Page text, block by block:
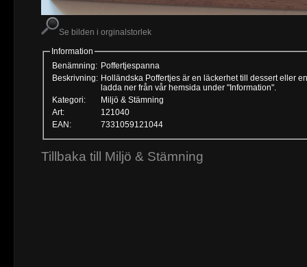
Se bilden i orginalstorlek
Information
Benämning: Poffertjespanna
Beskrivning: Holländska Poffertjes är en läckerhet till dessert eller
ladda ner från vår hemsida under "Information".
Kategori:
Miljö & Stämning
Art:
121040
EAN:
7331059121044
Tillbaka till Miljö & Stämning